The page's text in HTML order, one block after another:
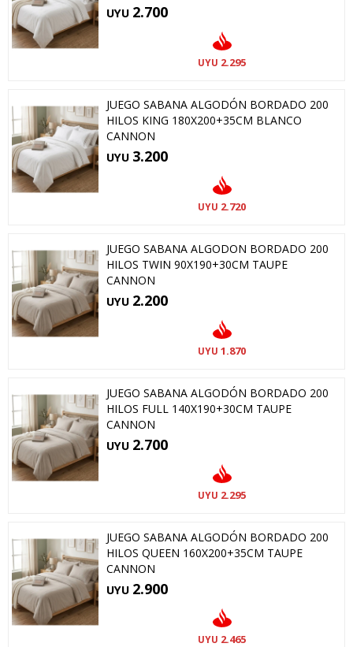
UYU 2.700
UYU 2.295
JUEGO SABANA ALGODÓN BORDADO 200
HILOS KING 180X200+35CM BLANCO
CANNON
UYU 3.200
UYU 2.720
JUEGO SABANA ALGODON BORDADO 200
HILOS TWIN 90X190+30CM TAUPE
CANNON
UYU 2.200
UYU 1.870
JUEGO SABANA ALGODÓN BORDADO 200
HILOS FULL 140X190+30CM TAUPE
CANNON
UYU 2.700
UYU 2.295
JUEGO SABANA ALGODÓN BORDADO 200
HILOS QUEEN 160X200+35CM TAUPE
CANNON
UYU 2.900
UYU 2.465